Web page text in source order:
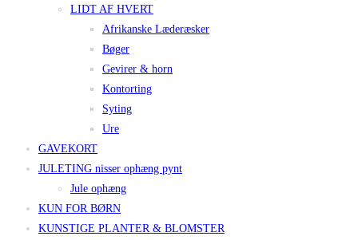
LIDT AF HVERT
Afrikanske Læderæsker
Bøger
Gevirer & horn
Kontorting
Syting
Ure
GAVEKORT
JULETING nisser ophæng pynt
Jule ophæng
KUN FOR BØRN
KUNSTIGE PLANTER & BLOMSTER